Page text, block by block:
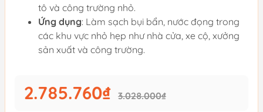
tô và công trường nhỏ.
Ứng dụng: Làm sạch bụi bẩn, nước đọng trong
các khu vực nhỏ hẹp như nhà cửa, xe cộ, xưởng
sản xuất và công trường.
2.785.760₫ 3.028.000₫